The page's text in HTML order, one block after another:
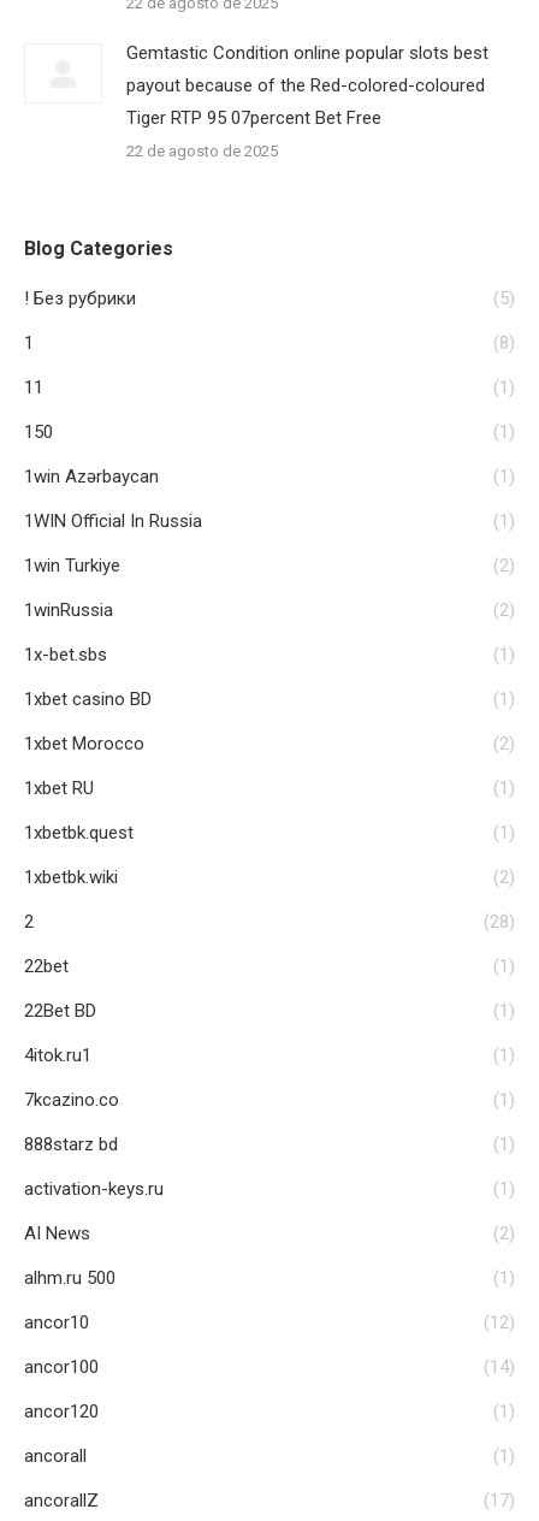
Gemtastic Condition online popular slots best
payout because of the Red-colored-coloured
Tiger RTP 95 07percent Bet Free
22 de agosto de 2025
Blog Categories
! Без рубрики (5)
1 (8)
11 (1)
150 (1)
1win Azərbaycan (1)
1WIN Official In Russia (1)
1win Turkiye (2)
1winRussia (2)
1x-bet.sbs (1)
1xbet casino BD (1)
1xbet Morocco (2)
1xbet RU (1)
1xbetbk.quest (1)
1xbetbk.wiki (2)
2 (28)
22bet (1)
22Bet BD (1)
4itok.ru1 (1)
7kcazino.co (1)
888starz bd (1)
activation-keys.ru (1)
AI News (2)
alhm.ru 500 (1)
ancor10 (12)
ancor100 (14)
ancor120 (1)
ancorall (1)
ancorallZ (17)